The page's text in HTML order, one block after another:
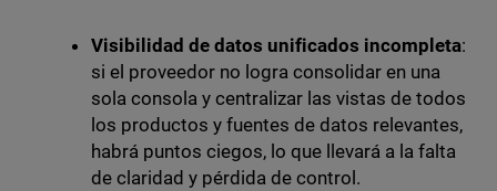
Visibilidad de datos unificados incompleta:
si el proveedor no logra consolidar en una
sola consola y centralizar las vistas de todos
los productos y fuentes de datos relevantes,
habrá puntos ciegos, lo que llevará a la falta
de claridad y pérdida de control.